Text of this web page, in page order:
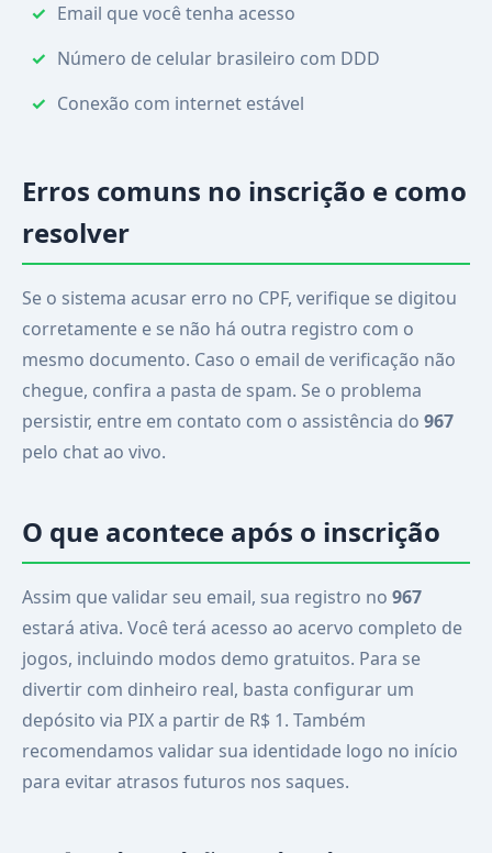
Email que você tenha acesso
Número de celular brasileiro com DDD
Conexão com internet estável
Erros comuns no inscrição e como
resolver
Se o sistema acusar erro no CPF, verifique se digitou
corretamente e se não há outra registro com o
mesmo documento. Caso o email de verificação não
chegue, confira a pasta de spam. Se o problema
persistir, entre em contato com o assistência do 967
pelo chat ao vivo.
O que acontece após o inscrição
Assim que validar seu email, sua registro no 967
estará ativa. Você terá acesso ao acervo completo de
jogos, incluindo modos demo gratuitos. Para se
divertir com dinheiro real, basta configurar um
depósito via PIX a partir de R$ 1. Também
recomendamos validar sua identidade logo no início
para evitar atrasos futuros nos saques.